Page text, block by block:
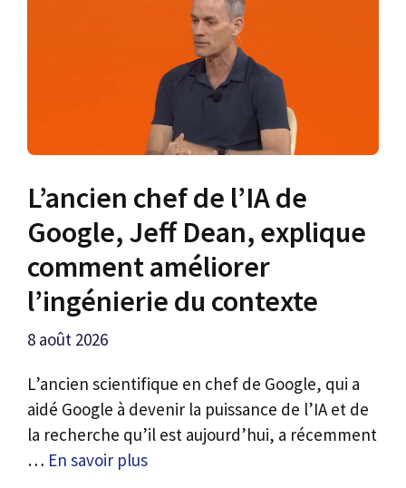
L’ancien chef de l’IA de
Google, Jeff Dean, explique
comment améliorer
l’ingénierie du contexte
8 août 2026
L’ancien scientifique en chef de Google, qui a
aidé Google à devenir la puissance de l’IA et de
la recherche qu’il est aujourd’hui, a récemment
… En savoir plus